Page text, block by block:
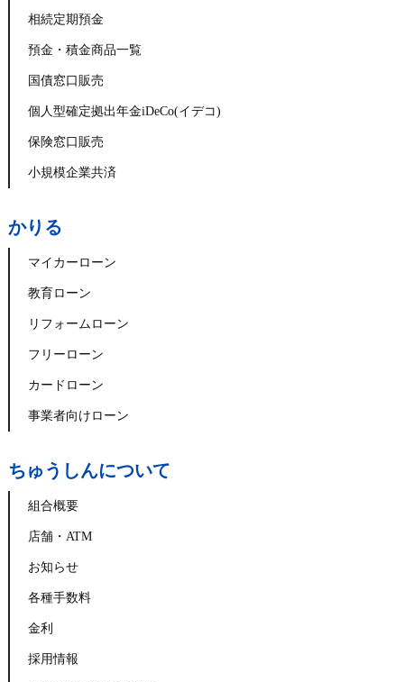
相続定期預金
預金・積金商品一覧
国債窓口販売
個人型確定拠出年金iDeCo(イデコ)
保険窓口販売
小規模企業共済
かりる
マイカーローン
教育ローン
リフォームローン
フリーローン
カードローン
事業者向けローン
ちゅうしんについて
組合概要
店舗・ATM
お知らせ
各種手数料
金利
採用情報